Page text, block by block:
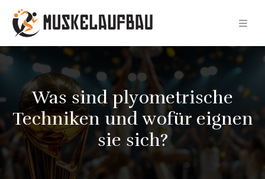
Was sind plyometrische
Techniken und wofür eignen
sie sich?